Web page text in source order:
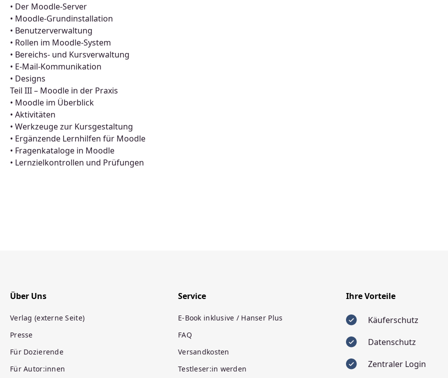
• Der Moodle-Server
• Moodle-Grundinstallation
• Benutzerverwaltung
• Rollen im Moodle-System
• Bereichs- und Kursverwaltung
• E-Mail-Kommunikation
• Designs
Teil III – Moodle in der Praxis
• Moodle im Überblick
• Aktivitäten
• Werkzeuge zur Kursgestaltung
• Ergänzende Lernhilfen für Moodle
• Fragenkataloge in Moodle
• Lernzielkontrollen und Prüfungen
Über Uns
Verlag (externe Seite)
Presse
Für Dozierende
Für Autor:innen
Service
E-Book inklusive / Hanser Plus
FAQ
Versandkosten
Testleser:in werden
Ihre Vorteile
Käuferschutz
Datenschutz
Zentraler Login